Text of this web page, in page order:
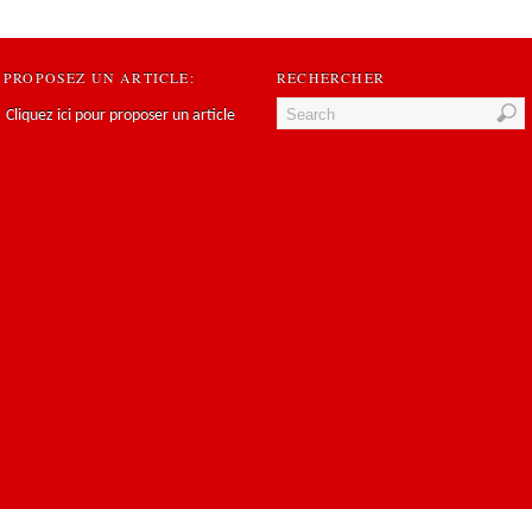
PROPOSEZ UN ARTICLE:
Cliquez ici pour proposer un article
RECHERCHER